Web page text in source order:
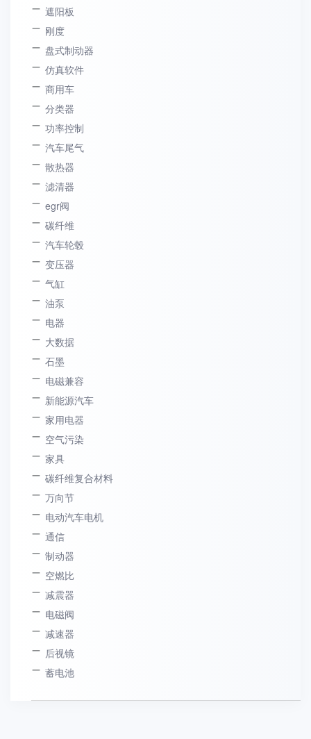
遮阳板
刚度
盘式制动器
仿真软件
商用车
分类器
功率控制
汽车尾气
散热器
滤清器
egr阀
碳纤维
汽车轮毂
变压器
气缸
油泵
电器
大数据
石墨
电磁兼容
新能源汽车
家用电器
空气污染
家具
碳纤维复合材料
万向节
电动汽车电机
通信
制动器
空燃比
减震器
电磁阀
减速器
后视镜
蓄电池